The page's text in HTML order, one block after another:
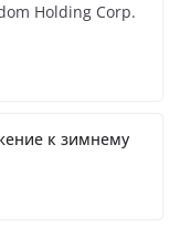
Holding Corp.
к зимнему